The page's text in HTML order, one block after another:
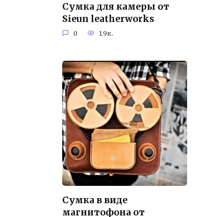
Сумка для камеры от
Sieun leatherworks
0 1.9к.
Сумка в виде
магнитофона от